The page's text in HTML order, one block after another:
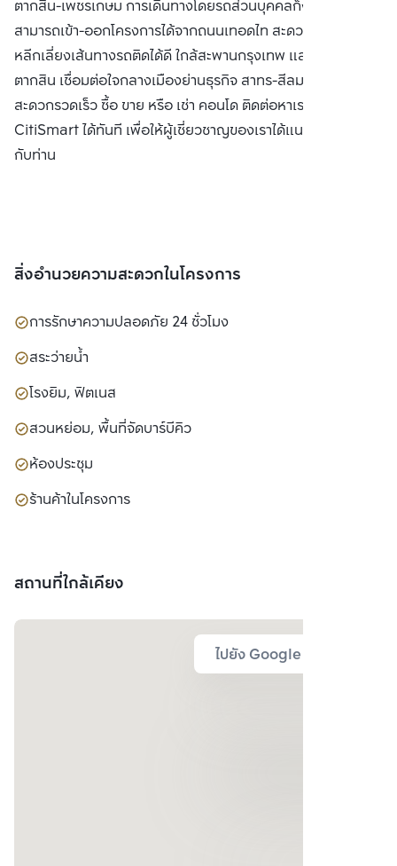
ตากสิน-เพชรเกษม การเดินทางโดยรถส่วนบุคคลก็ง่ายดาย
สามารถเข้า-ออกโครงการได้จากถนนเทอดไท สะดวกทุกเส้นทาง
หลีกเลี่ยงเส้นทางรถติดได้ดี ใกล้สะพานกรุงเทพ และ สะพาน
ตากสิน เชื่อมต่อใจกลางเมืองย่านธุรกิจ สาทร-สีลม ได้อย่าง
สะดวกรวดเร็ว ซื้อ ขาย หรือ เช่า คอนโด ติดต่อหาเรา Bangkok
CitiSmart ได้ทันที เพื่อให้ผู้เชี่ยวชาญของเราได้แนะนำคอนโดให้
กับท่าน
สิ่งอำนวยความสะดวกในโครงการ
การรักษาความปลอดภัย 24 ชั่วโมง
สระว่ายน้ำ
โรงยิม, ฟิตเนส
สวนหย่อม, พื้นที่จัดบาร์บีคิว
ห้องประชุม
ร้านค้าในโครงการ
สถานที่ใกล้เคียง
ไปยัง Google Map